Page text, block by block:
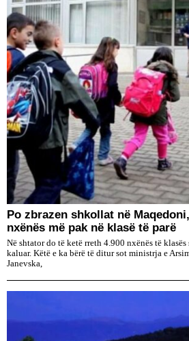
Po zbrazen shkollat në
nxënës më pak në klasë të parë
Në shtator do të ketë rreth 4.900 nxënës të
kaluar. Këtë e ka bërë të ditur sot ministrja e
Janevska,